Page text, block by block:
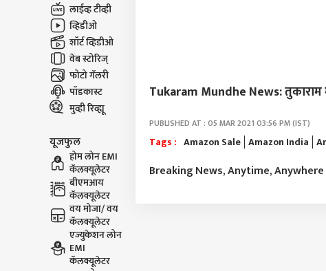
लाईव्ह टीव्ही
व्हिडीओ
शॉर्ट व्हिडीओ
वेब स्टोरिज्
फोटो गॅलरी
पॉडकास्ट
मुव्ही रिव्ह्यू
यूजफुल
होम लोन EMI
कॅलक्यूलेटर
बीएमआय
कॅलक्यूलेटर
वय मोजा/ वय
कॅलक्यूलेटर
एज्युकेशन लोन
EMI
कॅलक्यूलेटर
Tukaram Mundhe News: तुकाराम
PUBLISHED AT : 05 MAR 2021 03:56 PM (IST)
Tags : Amazon Sale Amazon India
Breaking News, Anytime,